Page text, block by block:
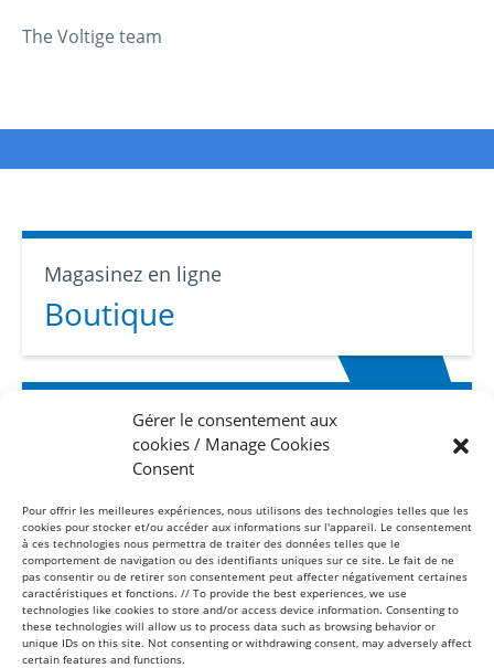
Gérer le consentement aux
cookies / Manage Cookies
Consent
Pour offrir les meilleures expériences, nous utilisons des technologies telles que les
cookies pour stocker et/ou accéder aux informations sur l'appareil. Le consentement
à ces technologies nous permettra de traiter des données telles que le
comportement de navigation ou des identifiants uniques sur ce site. Le fait de ne
pas consentir ou de retirer son consentement peut affecter négativement certaines
caractéristiques et fonctions. // To provide the best experiences, we use
technologies like cookies to store and/or access device information. Consenting to
these technologies will allow us to process data such as browsing behavior or
unique IDs on this site. Not consenting or withdrawing consent, may adversely affect
certain features and functions.
The Voltige team
Magasinez en ligne
Boutique
Abonnez-vous
Infolettre
Sans frais
1-877-865-8443